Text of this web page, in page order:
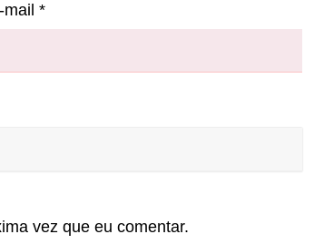
mail*
vez que eu comentar.